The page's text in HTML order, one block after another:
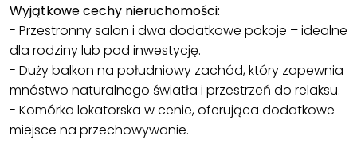
Wyjątkowe cechy nieruchomości:
- Przestronny salon i dwa dodatkowe pokoje – idealne
dla rodziny lub pod inwestycję.
- Duży balkon na południowy zachód, który zapewnia
mnóstwo naturalnego światła i przestrzeń do relaksu.
- Komórka lokatorska w cenie, oferująca dodatkowe
miejsce na przechowywanie.